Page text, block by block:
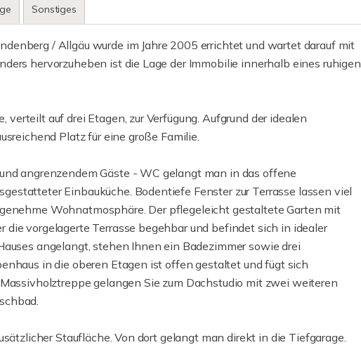
Sonstiges
/ Allgäu wurde im Jahre 2005 errichtet und wartet darauf mit
hervorzuheben ist die Lage der Immobilie innerhalb eines ruhigen
auf drei Etagen, zur Verfügung. Aufgrund der idealen
Platz für eine große Familie.
angrenzendem Gäste - WC gelangt man in das offene
Einbauküche. Bodentiefe Fenster zur Terrasse lassen viel
Wohnatmosphäre. Der pflegeleicht gestaltete Garten mit
die vorgelagerte Terrasse begehbar und befindet sich in idealer
angelangt, stehen Ihnen ein Badezimmer sowie drei
in die oberen Etagen ist offen gestaltet und fügt sich
gelangen Sie zum Dachstudio mit zwei weiteren
Staufläche. Von dort gelangt man direkt in die Tiefgarage.